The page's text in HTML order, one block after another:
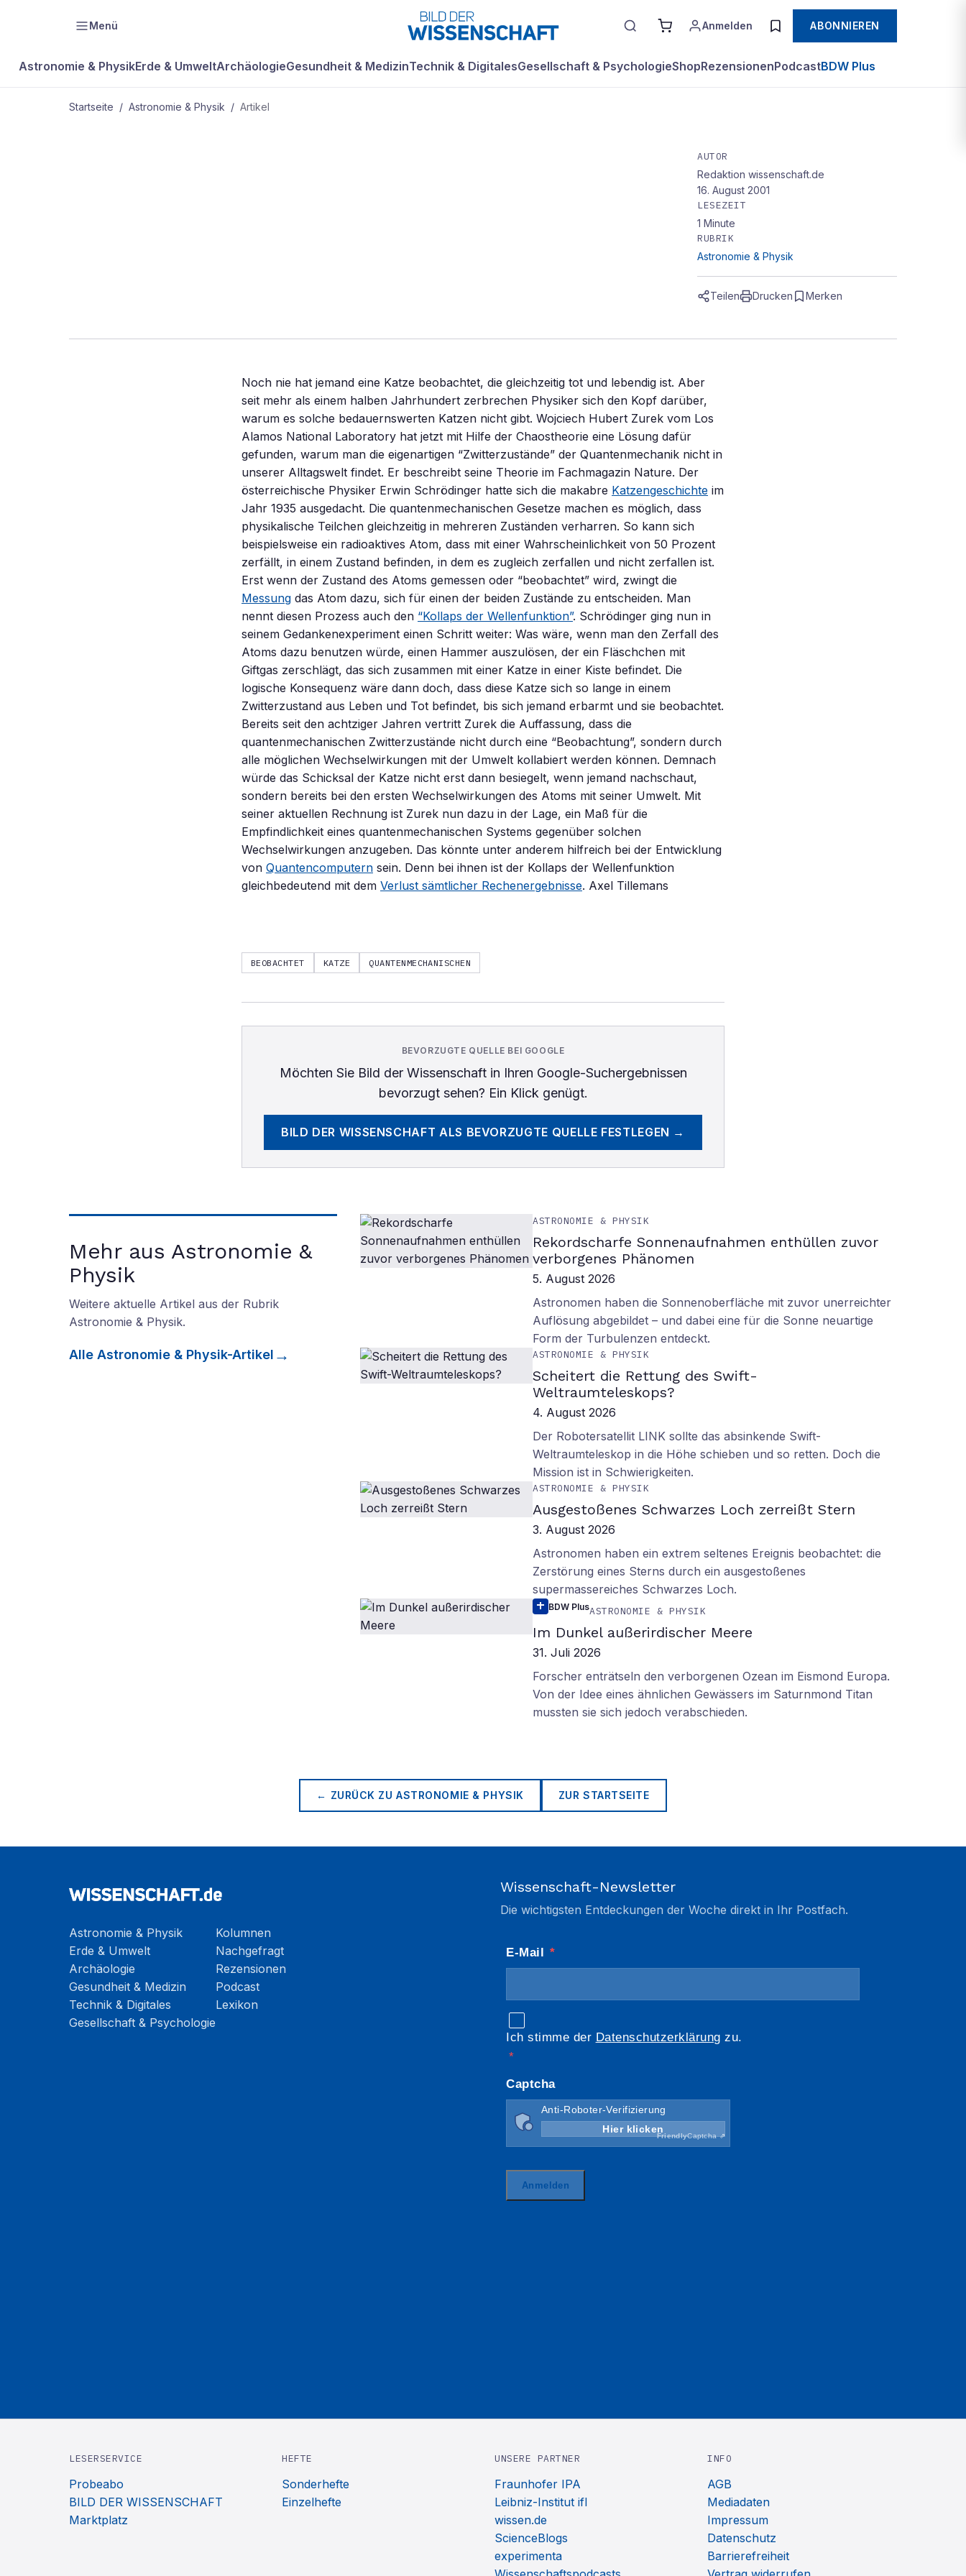
Menü Anmelden ABONNIEREN
Astronomie & PhysikErde & UmweltArchäologieGesundheit & MedizinTechnik & DigitalesGesellschaft & PsychologieShopRezensionenPodcastBDW Plus
Startseite / Astronomie & Physik / Artikel
AUTOR
Redaktion wissenschaft.de
16. August 2001
LESEZEIT
1 Minute
RUBRIK
Astronomie & Physik
Teilen Drucken Merken
Noch nie hat jemand eine Katze beobachtet, die gleichzeitig tot und lebendig ist. Aber
seit mehr als einem halben Jahrhundert zerbrechen Physiker sich den Kopf darüber,
warum es solche bedauernswerten Katzen nicht gibt. Wojciech Hubert Zurek vom Los
Alamos National Laboratory hat jetzt mit Hilfe der Chaostheorie eine Lösung dafür
gefunden, warum man die eigenartigen “Zwitterzustände” der Quantenmechanik nicht in
unserer Alltagswelt findet. Er beschreibt seine Theorie im Fachmagazin Nature. Der
österreichische Physiker Erwin Schrödinger hatte sich die makabre Katzengeschichte im
Jahr 1935 ausgedacht. Die quantenmechanischen Gesetze machen es möglich, dass
physikalische Teilchen gleichzeitig in mehreren Zuständen verharren. So kann sich
beispielsweise ein radioaktives Atom, dass mit einer Wahrscheinlichkeit von 50 Prozent
zerfällt, in einem Zustand befinden, in dem es zugleich zerfallen und nicht zerfallen ist.
Erst wenn der Zustand des Atoms gemessen oder “beobachtet” wird, zwingt die
Messung das Atom dazu, sich für einen der beiden Zustände zu entscheiden. Man
nennt diesen Prozess auch den “Kollaps der Wellenfunktion”. Schrödinger ging nun in
seinem Gedankenexperiment einen Schritt weiter: Was wäre, wenn man den Zerfall des
Atoms dazu benutzen würde, einen Hammer auszulösen, der ein Fläschchen mit
Giftgas zerschlägt, das sich zusammen mit einer Katze in einer Kiste befindet. Die
logische Konsequenz wäre dann doch, dass diese Katze sich so lange in einem
Zwitterzustand aus Leben und Tot befindet, bis sich jemand erbarmt und sie beobachtet.
Bereits seit den achtziger Jahren vertritt Zurek die Auffassung, dass die
quantenmechanischen Zwitterzustände nicht durch eine “Beobachtung”, sondern durch
alle möglichen Wechselwirkungen mit der Umwelt kollabiert werden können. Demnach
würde das Schicksal der Katze nicht erst dann besiegelt, wenn jemand nachschaut,
sondern bereits bei den ersten Wechselwirkungen des Atoms mit seiner Umwelt. Mit
seiner aktuellen Rechnung ist Zurek nun dazu in der Lage, ein Maß für die
Empfindlichkeit eines quantenmechanischen Systems gegenüber solchen
Wechselwirkungen anzugeben. Das könnte unter anderem hilfreich bei der Entwicklung
von Quantencomputern sein. Denn bei ihnen ist der Kollaps der Wellenfunktion
gleichbedeutend mit dem Verlust sämtlicher Rechenergebnisse. Axel Tillemans
BEOBACHTET KATZE QUANTENMECHANISCHEN
BEVORZUGTE QUELLE BEI GOOGLE
Möchten Sie Bild der Wissenschaftin Ihren Google-Suchergebnissen
bevorzugt sehen? Ein Klick genügt.
BILD DER WISSENSCHAFT ALS BEVORZUGTE QUELLE FESTLEGEN →
Mehr aus Astronomie &
Physik
Weitere aktuelle Artikel aus der Rubrik
Astronomie & Physik.
Alle Astronomie & Physik-Artikel
ASTRONOMIE & PHYSIK
Rekordscharfe Sonnenaufnahmen enthüllen zuvor
verborgenes Phänomen
5. August 2026
Astronomen haben die Sonnenoberfläche mit zuvor unerreichter
Auflösung abgebildet – und dabei eine für die Sonne neuartige
Form der Turbulenzen entdeckt.
ASTRONOMIE & PHYSIK
Scheitert die Rettung des Swift-
Weltraumteleskops?
4. August 2026
Der Robotersatellit LINK sollte das absinkende Swift-
Weltraumteleskop in die Höhe schieben und so retten. Doch die
Mission ist in Schwierigkeiten.
ASTRONOMIE & PHYSIK
Ausgestoßenes Schwarzes Loch zerreißt Stern
3. August 2026
Astronomen haben ein extrem seltenes Ereignis beobachtet: die
Zerstörung eines Sterns durch ein ausgestoßenes
supermassereiches Schwarzes Loch.
BDW PlusASTRONOMIE & PHYSIK
Im Dunkel außerirdischer Meere
31. Juli 2026
Forscher enträtseln den verborgenen Ozean im Eismond Europa.
Von der Idee eines ähnlichen Gewässers im Saturnmond Titan
mussten sie sich jedoch verabschieden.
← ZURÜCK ZUASTRONOMIE & PHYSIK ZUR STARTSEITE
Astronomie & Physik
Erde & Umwelt
Archäologie
Gesundheit & Medizin
Technik & Digitales
Gesellschaft & Psychologie
Kolumnen
Nachgefragt
Rezensionen
Podcast
Lexikon
Wissenschaft-Newsletter
Die wichtigsten Entdeckungen der Woche direkt in Ihr Postfach.
LESERSERVICE
Probeabo
BILD DER WISSENSCHAFT
Marktplatz
HEFTE
Sonderhefte
Einzelhefte
UNSERE PARTNER
Fraunhofer IPA
Leibniz-Institut ifl
wissen.de
ScienceBlogs
experimenta
INFO
AGB
Mediadaten
Impressum
Datenschutz
Barrierefreiheit